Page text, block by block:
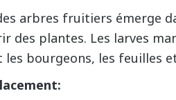
arbres fruitiers émerge
des plantes. Les larves
les bourgeons, les feuilles